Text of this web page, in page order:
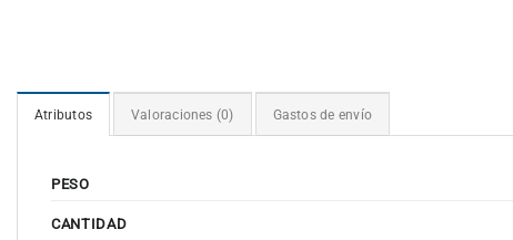
Atributos Valoraciones (0) Gastos de envío
PESO
CANTIDAD